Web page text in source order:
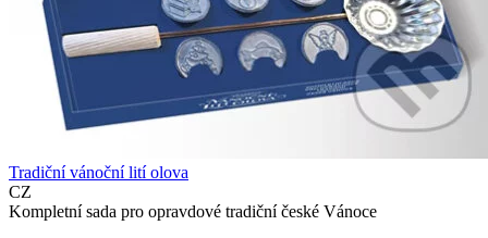
Tradiční vánoční lití olova
CZ
Kompletní sada pro opravdové tradiční české Vánoce